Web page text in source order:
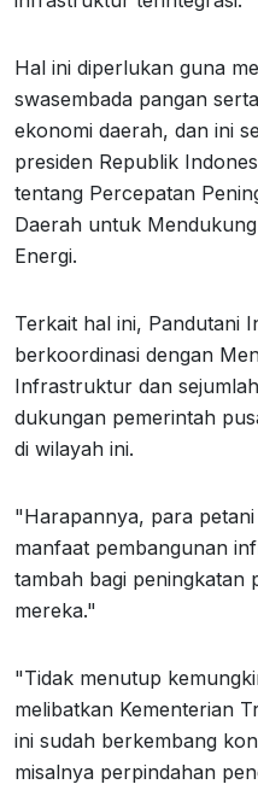
Hal ini diperlukan guna
swasembada pangan
ekonomi daerah, dan ini
presiden Republik
tentang Percepatan
Daerah untuk
Energi.
Terkait hal ini, Pandutani
berkoordinasi dengan
Infrastruktur dan
dukungan pemerintah
di wilayah ini.
"Harapannya, para
manfaat pembangunan
tambah bagi peningkatan
mereka."
"Tidak menutup
melibatkan Kementerian
ini sudah berkembang
misalnya perpindahan